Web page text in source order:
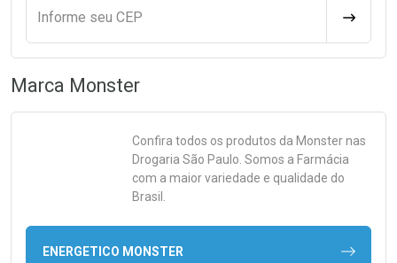
Informe seu CEP
Marca Monster
Confira todos os produtos da Monsternas
Drogaria São Paulo. Somos a Farmácia
com a maior variedade e qualidade do
Brasil.
ENERGETICO MONSTER